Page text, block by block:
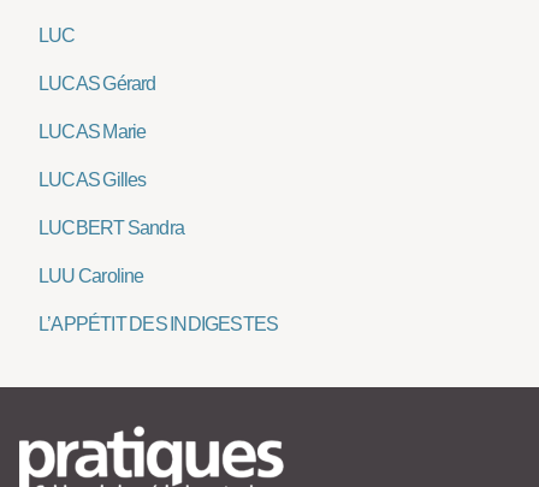
LUC
LUCAS Gérard
LUCAS Marie
LUCAS Gilles
LUCBERT Sandra
LUU Caroline
L’APPÉTIT DES INDIGESTES